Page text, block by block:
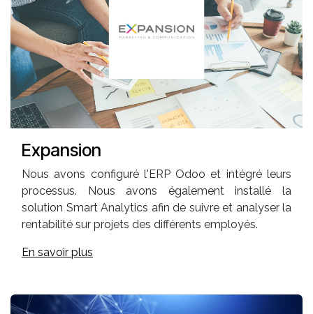
Expansion
Nous avons configuré l'ERP Odoo et intégré leurs
processus. Nous avons également installé la
solution Smart Analytics afin de suivre et analyser la
rentabilité sur projets des différents employés.
En savoir plus